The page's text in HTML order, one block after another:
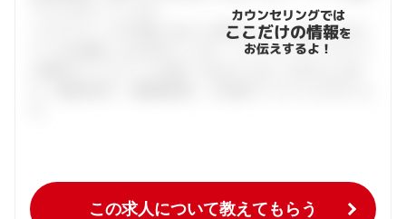
ハタラクティブが企業とあなたの間に立って、あなたに向い
ている仕事探しをお手伝いします。キャリアアドバイザーと
カウンセリングでは
ここだけの情報を
お伝えするよ！
この求人について教えてもらう